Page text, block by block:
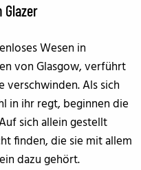
Glazer
Wesen in
von Glasgow, verführt
verschwinden. Als sich
in ihr regt, beginnen die
sich allein gestellt
finden, die sie mit allem
dazu gehört.